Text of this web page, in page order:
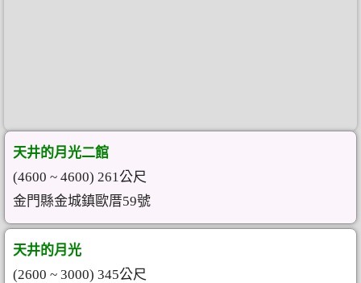
天井的月光二館
(4600 ~ 4600) 261公尺
金門縣金城鎮歐厝59號
天井的月光
(2600 ~ 3000) 345公尺